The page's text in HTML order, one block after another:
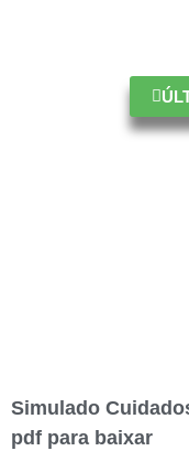
Simulado
pdf para baixar